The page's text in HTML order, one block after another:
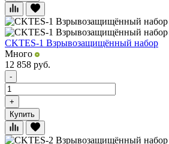
CKTES-1 Взрывозащищённый набор
Много
12 858 руб.
-
+
Купить